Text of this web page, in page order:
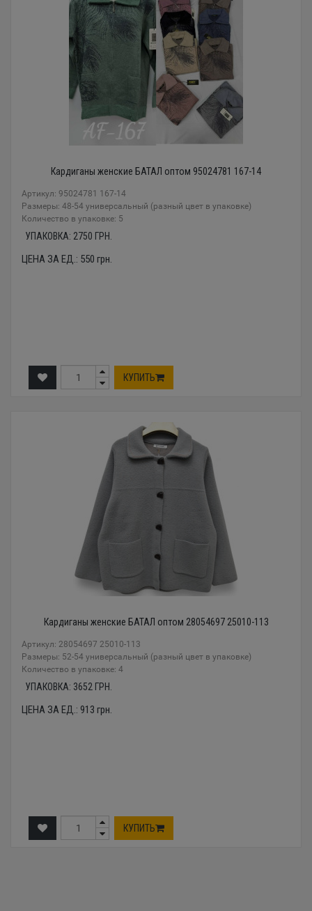
Кардиганы женские БАТАЛ оптом 95024781 167-14
Артикул: 95024781 167-14
Размеры: 48-54 универсальный (разный цвет в упаковке)
Количество в упаковке: 5
УПАКОВКА: 2750 ГРН.
ЦЕНА ЗА ЕД.: 550 грн.
КУПИТЬ
Кардиганы женские БАТАЛ оптом 28054697 25010-113
Артикул: 28054697 25010-113
Размеры: 52-54 универсальный (разный цвет в упаковке)
Количество в упаковке: 4
УПАКОВКА: 3652 ГРН.
ЦЕНА ЗА ЕД.: 913 грн.
КУПИТЬ